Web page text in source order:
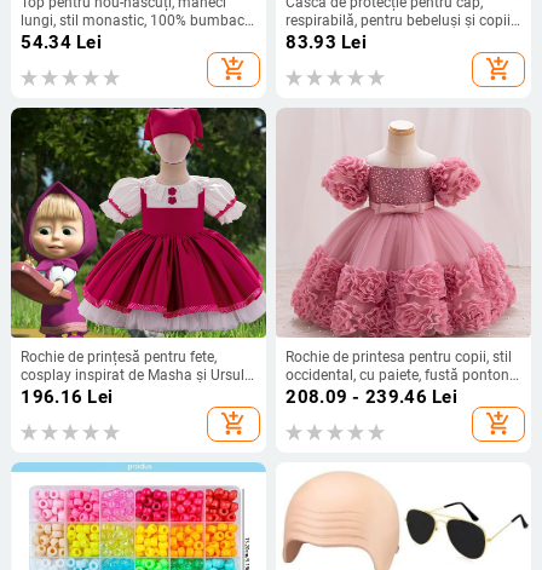
lungi, stil monastic, 100% bumbac,
guler rotund, unisex, 0–12 luni
54.34Lei
add_shopping_cart
respirabilă, pentru bebeluși și copii
mici – protecție anti-șoc în timpul
83.93 Lei
add_shopping_cart
Rochie de prințesă pentru fete,
cosplay inspirat de Masha și Ursul,
țesătură din amestec de bumbac
bumbac căptușire), satin,
ani
196.16 Lei
add_shopping_cart
Rochie de printesa pentru copii, stil
occidental, cu paiete, fustă ponton,
rochie de performanță pentru copii,
îmbrăcăminte pentru copii
208.09 - 239.46 Lei
add_shopping_cart